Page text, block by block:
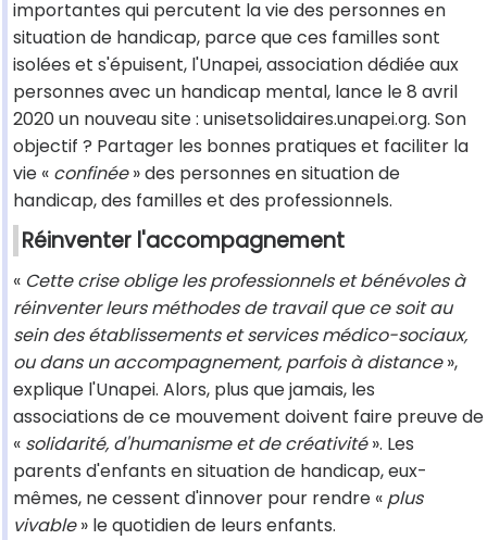
importantes qui percutent la vie des personnes en
situation de handicap, parce que ces familles sont
isolées et s'épuisent, l'Unapei, association dédiée aux
personnes avec un handicap mental, lance le 8 avril
2020 un nouveau site : unisetsolidaires.unapei.org. Son
objectif ? Partager les bonnes pratiques et faciliter la
vie « confinée» des personnes en situation de
handicap, des familles et des professionnels.
Réinventer l'accompagnement
« Cette crise oblige les professionnels et bénévoles à
réinventer leurs méthodes de travail que ce soit au
sein des établissements et services médico-sociaux,
ou dans un accompagnement, parfois à distance»,
explique l'Unapei. Alors, plus que jamais, les
associations de ce mouvement doivent faire preuve de
« solidarité, d'humanisme et de créativité». Les
parents d'enfants en situation de handicap, eux-
mêmes, ne cessent d'innover pour rendre « plus
vivable» le quotidien de leurs enfants.